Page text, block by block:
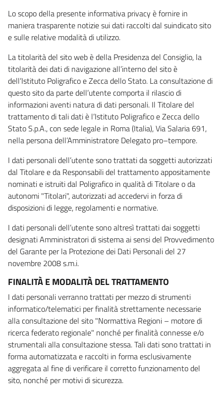
Lo scopo della presente informativa privacy è fornire in
maniera trasparente notizie sui dati raccolti dal suindicato sito
e sulle relative modalità di utilizzo.
La titolarità del sito web è della Presidenza del Consiglio, la
titolarità dei dati di navigazione all’interno del sito è
dell’Istituto Poligrafico e Zecca dello Stato. La consultazione di
questo sito da parte dell’utente comporta il rilascio di
informazioni aventi natura di dati personali. Il Titolare del
trattamento di tali dati è l’Istituto Poligrafico e Zecca dello
Stato S.p.A., con sede legale in Roma (Italia), Via Salaria 691,
nella persona dell’Amministratore Delegato pro–tempore.
I dati personali dell’utente sono trattati da soggetti autorizzati
dal Titolare e da Responsabili del trattamento appositamente
nominati e istruiti dal Poligrafico in qualità di Titolare o da
autonomi "Titolari", autorizzati ad accedervi in forza di
disposizioni di legge, regolamenti e normative.
I dati personali dell’utente sono altresì trattati dai soggetti
designati Amministratori di sistema ai sensi del Provvedimento
del Garante per la Protezione dei Dati Personali del 27
novembre 2008 s.m.i.
FINALITÀ E MODALITÀ DEL TRATTAMENTO
I dati personali verranno trattati per mezzo di strumenti
informatico/telematici per finalità strettamente necessarie
alla consultazione del sito "Normattiva Regioni – motore di
ricerca federato regionale" nonché per finalità connesse e/o
strumentali alla consultazione stessa. Tali dati sono trattati in
forma automatizzata e raccolti in forma esclusivamente
aggregata al fine di verificare il corretto funzionamento del
sito, nonché per motivi di sicurezza.